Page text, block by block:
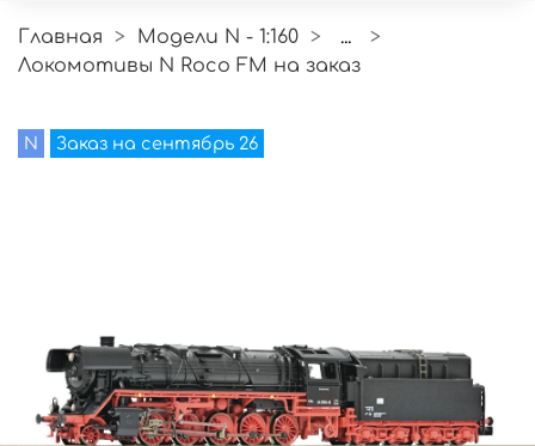
Главная Модели N - 1:160
...
Локомотивы N Roco FM на заказ
N Заказ на сентябрь 26